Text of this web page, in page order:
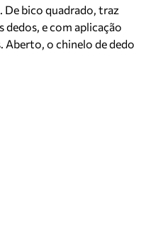
De bico quadrado, traz
e com aplicação
Aberto, o chinelo de dedo